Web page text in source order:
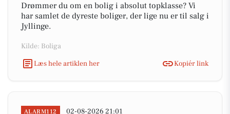
Drømmer du om en bolig i absolut topklasse? Vi
har samlet de dyreste boliger, der lige nu er til salg i
Jyllinge.
Kilde: Boliga
Læs hele artiklen her
Kopiér link
ALARM112 02-08-2026 21:01